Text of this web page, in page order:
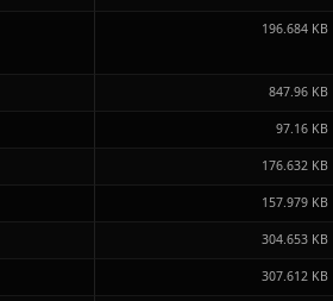
196.684 KB
847.96 KB
97.16 KB
176.632 KB
157.979 KB
304.653 KB
307.612 KB